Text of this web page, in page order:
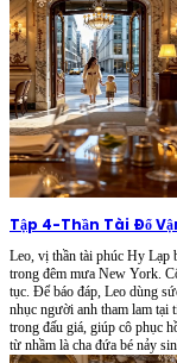
Tập 4-Thần Tài Đổ
Leo, vị thần tài phúc Hy Lạp
trong đêm mưa New York.
tục. Để báo đáp, Leo dùng
nhục người anh tham lam tại
trong đấu giá, giúp cô phục
từ nhầm là cha đứa bé nảy